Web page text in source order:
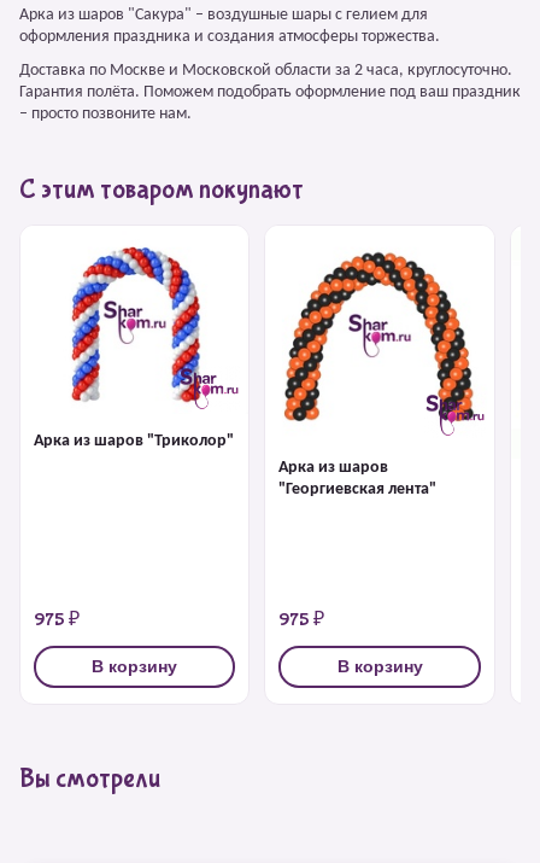
Арка из шаров "Сакура" – воздушные шары с гелием для
оформления праздника и создания атмосферы торжества.
Доставка по Москве и Московской области за 2 часа, круглосуточно.
Гарантия полёта. Поможем подобрать оформление под ваш праздник
– просто позвоните нам.
С этим товаром покупают
Арка из шаров "Триколор"
975 ₽
В корзину
Арка из шаров
"Георгиевская лента"
975 ₽
В корзину
Вы смотрели